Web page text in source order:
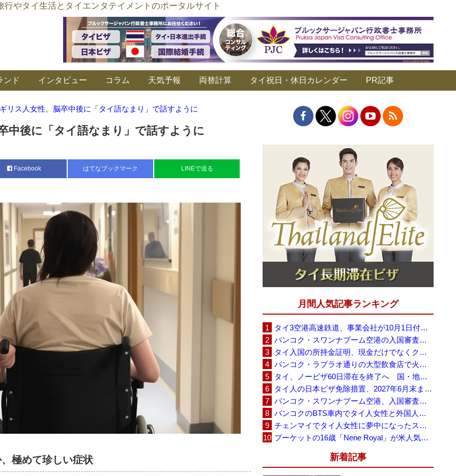
やタイ生活とタイエンタテイメントのポータルサイト
ンド インタビュー コラム 天気予報 両替計算 タイ祝日・休日カレンダー PR記事
リス人女性、脳卒中後に「タイ語なまり」で話すように
中後に「タイ語なまり」で話すように
Facebook はてなブックマーク LINEで送る
極めて珍しい症状
月間人気記事ランキング
タイ3空港高速鉄道、事業会社が10月1日付の契約終了を通知 「現時点での撤退決定ではない」
バンコク・スワンナプーム空港の入国審査に長蛇の列、SNSで「3～4時間待ち」との投稿が拡散
タイ入国の所持金証明、現金だけでなくクレジットカードや銀行明細も提示可能
バンコク・ラプラオ通りの大型飲食店で火災、27人死亡・多数負傷
タイ、ノービザ60日滞在を終了へ 国・地域別に30日・15日へ再編
タイ人の日本ビザ免除措置、2027年6月末まで延長 不安広がる中でひとまず安堵
バンコク・スワンナプーム空港、入国審査で2～3時間待ちの時間帯も 審査厳格化と人員不足が影響か
バンコクのBTS車内でタイ人女性と外国人学生グループが口論、騒音めぐる動画が拡散
チェンマイでタイ人女性に夢中になったスウェーデン人男性、全財産を失い捨てられる
プーケットの16歳「Nene Royal」が米人気番組で圧巻の演奏、審査員4人全員が「Yes」
新着記事